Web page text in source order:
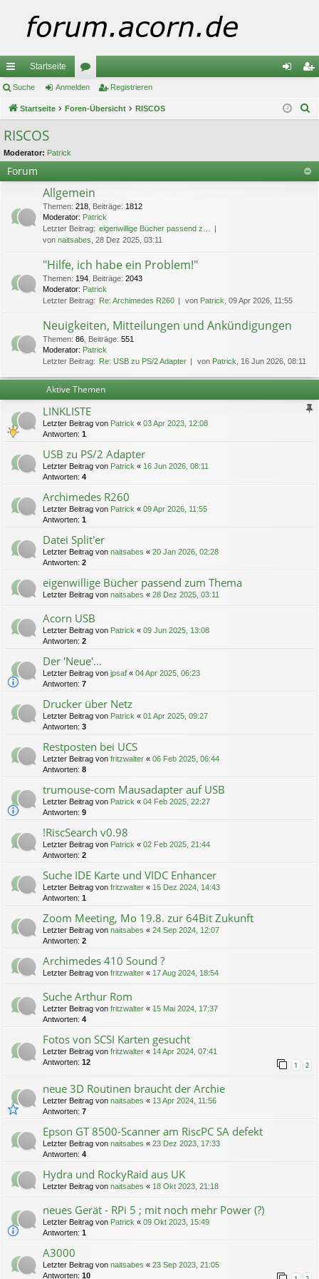
ch
ne
llz
ug
riff
Startseite
or
en m ist
n
Suche Anmelden Registrieren
Startseite Foren-Übersicht RISCOS
RISCOS
Moderator: Patrick
Forum
Allgemein
Themen: 218 Beiträge: 1812
Moderator: Patrick
Letzter Beitrag: eigenwillige Bücher passend z…
von naitsabes , 28 Dez 2025, 03:11
"Hilfe, ich habe ein Problem!"
Themen: 194 Beiträge: 2043
Moderator: Patrick
Letzter Beitrag:
Re: Archimedes R260 von Patrick , 09 Apr 2026, 11:55
Neuigkeiten, Mitteilungen und Ankündigungen
Themen: 86 Beiträge: 551
Moderator: Patrick
Letzter Beitrag:
Re: USB zu PS/2 Adapter von Patrick , 16 Jun 2026, 08:11
Aktive Themen
LINKLISTE
Letzter Beitrag von Patrick « 03 Apr 2023, 12:08
Antworten: 1
USB zu PS/2 Adapter
Letzter Beitrag von Patrick « 16 Jun 2026, 08:11
Antworten: 4
Archimedes R260
Letzter Beitrag von Patrick « 09 Apr 2026, 11:55
Antworten: 1
Datei Split'er
Letzter Beitrag von naitsabes « 20 Jan 2026, 02:28
Antworten: 2
eigenwillige Bücher passend zum Thema
Letzter Beitrag von naitsabes « 28 Dez 2025, 03:11
Acorn USB
Letzter Beitrag von Patrick « 09 Jun 2025, 13:08
Antworten: 2
Der 'Neue'...
Letzter Beitrag von jpsaf « 04 Apr 2025, 06:23
Antworten: 7
Drucker über Netz
Letzter Beitrag von Patrick « 01 Apr 2025, 09:27
Antworten: 3
Restposten bei UCS
Letzter Beitrag von fritzwalter « 06 Feb 2025, 06:44
Antworten: 8
trumouse-com Mausadapter auf USB
Letzter Beitrag von Patrick « 04 Feb 2025, 22:27
Antworten: 9
!RiscSearch v0.98
Letzter Beitrag von Patrick « 02 Feb 2025, 21:44
Antworten: 2
Suche IDE Karte und VIDC Enhancer
Letzter Beitrag von fritzwalter « 15 Dez 2024, 14:43
Antworten: 1
Zoom Meeting, Mo 19.8. zur 64Bit Zukunft
Letzter Beitrag von naitsabes « 24 Sep 2024, 12:07
Antworten: 2
Archimedes 410 Sound ?
Letzter Beitrag von fritzwalter « 17 Aug 2024, 18:54
Suche Arthur Rom
Letzter Beitrag von fritzwalter « 15 Mai 2024, 17:37
Antworten: 4
Fotos von SCSI Karten gesucht
Letzter Beitrag von fritzwalter « 14 Apr 2024, 07:41
Antworten: 12 1 2
neue 3D Routinen braucht der Archie
Letzter Beitrag von naitsabes « 13 Apr 2024, 11:56
Antworten: 7
Epson GT 8500-Scanner am RiscPC SA defekt
Letzter Beitrag von naitsabes « 23 Dez 2023, 17:33
Antworten: 4
Hydra und RockyRaid aus UK
Letzter Beitrag von naitsabes « 18 Okt 2023, 21:18
neues Gerät - RPi 5 ; mit noch mehr Power (?)
Letzter Beitrag von Patrick « 09 Okt 2023, 15:49
Antworten: 1
A3000
Letzter Beitrag von naitsabes « 23 Sep 2023, 21:05
Antworten: 10